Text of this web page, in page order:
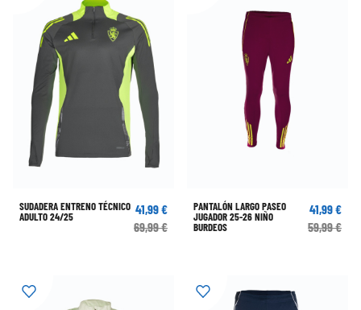
SUDADERA ENTRENO TÉCNICO
ADULTO 24/25
41,99 €
69,99 €
PANTALÓN LARGO PASEO
JUGADOR 25-26 NIÑO
BURDEOS
41,99 €
59,99 €